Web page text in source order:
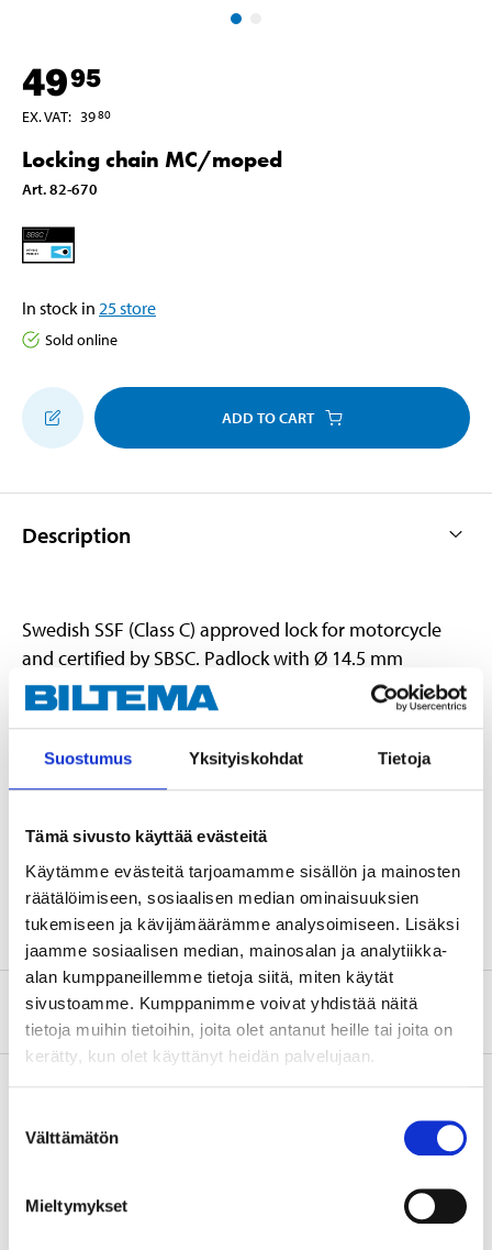
Suostumus Yksityiskohdat Tietoja
Tämä sivusto käyttää evästeitä
Käytämme evästeitä tarjoamamme sisällön ja mainosten
räätälöimiseen, sosiaalisen median ominaisuuksien
tukemiseen ja kävijämäärämme analysoimiseen. Lisäksi
jaamme sosiaalisen median, mainosalan ja analytiikka-
alan kumppaneillemme tietoja siitä, miten käytät
sivustoamme. Kumppanimme voivat yhdistää näitä
tietoja muihin tietoihin, joita olet antanut heille tai joita on
kerätty, kun olet käyttänyt heidän palvelujaan.
valinta
Välttämätön
Mieltymykset
4995
EX. VAT: 3980
Locking chain MC/moped
Art.82-670
In stock in 25store
Sold online
ADD TO CART
Description
Swedish SSF (Class C) approved lock for motorcycle
and certified by SBSC. Padlock with Ø 14.5 mm
tempered clamp, rubber-clad for easier handling.
Chain in Ø 10.5 mm tempered CrMo steel, clad in
chain facilitates fastening around a lamppost, tree or
protection against both cutting and sawing tools.
About the manufacturer